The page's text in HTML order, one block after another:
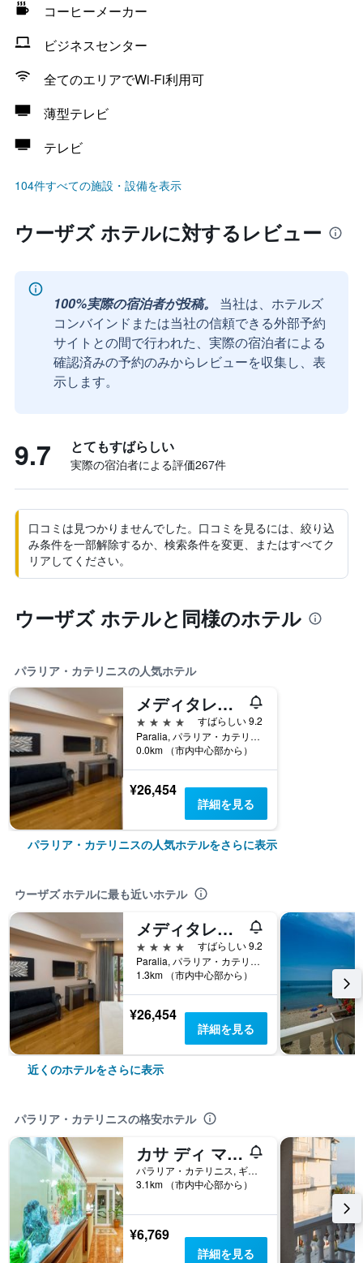
コーヒーメーカー
ビジネスセンター
全てのエリアでWi-Fi利用可
薄型テレビ
テレビ
104件すべての施設・設備を表示
ウーザズ ホテルに対するレビュー
100%実際の宿泊者が投稿。
当社は、ホテルズ
コンバインドまたは当社の信頼できる外部予約
サイトとの間で行われた、実際の宿泊者による
確認済みの予約のみからレビューを収集し、表
示します。
9.7 とてもすばらしい
実際の宿泊者による評価267​件
口コミは見つかりませんでした。口コミを見るには、絞り込
み条件を一部解除するか、検索条件を変更、またはすべてク
リアしてください。
ウーザズ ホテルと同様のホテル
パラリア・カテリニスの人気ホテル
メディタレニアン プリンセス - アダルツ オンリー
4つ星
すばらしい 9.2
Paralia, パラリア・カテリニス, ギリシャ
0.0km （市内中心部から）
¥26,454
詳細を見る
パラリア・カテリニスの人気ホテルをさらに表示
ウーザズ ホテルに最も近いホテル
メディタレニアン プリンセス - アダルツ オンリー
4つ星
すばらしい 9.2
Paralia, パラリア・カテリニス, ギリシャ
1.3km （市内中心部から）
¥26,454
詳細を見る
近くのホテルをさらに表示
パラリア・カテリニスの格安ホテル
カサ ディ マーレ ポセイドン
パラリア・カテリニス, ギリシャ
3.1km （市内中心部から）
¥6,769
詳細を見る